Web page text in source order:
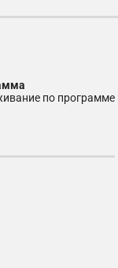
по программе